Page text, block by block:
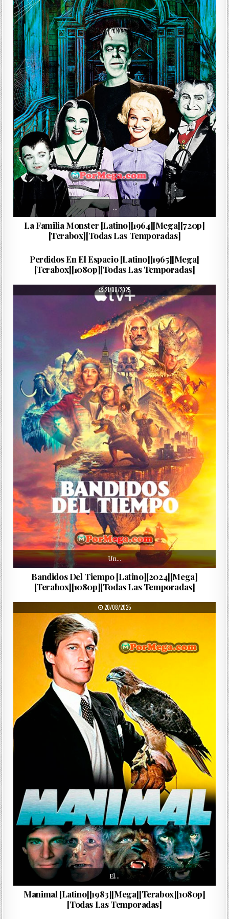
…
La Familia Monster [Latino][1964][Mega][720p]
[Terabox][Todas Las Temporadas]
PUBLISHED DATE:
22/08/2025
Perdidos En El Espacio [Latino][1965][Mega]
[Terabox][1080p][Todas Las Temporadas]
PUBLISHED DATE:
21/08/2025
Un…
Bandidos Del Tiempo [Latino][2024][Mega]
[Terabox][1080p][Todas Las Temporadas]
PUBLISHED DATE:
20/08/2025
El…
Manimal [Latino][1983][Mega][Terabox][1080p]
[Todas Las Temporadas]